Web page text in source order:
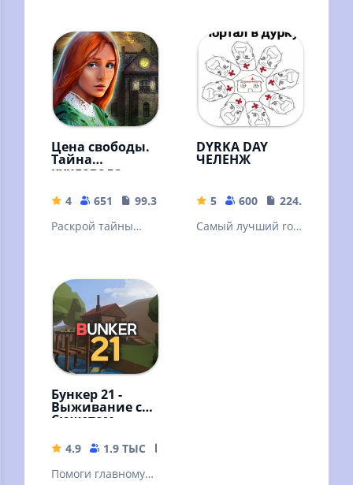
СТРОЙТЕ!
Цена свободы.
Тайна
кукловода
4 651
99.3 MB
Раскрой тайны
загадочных
обитателей!
DYRKA DAY
ЧЕЛЕНЖ
5 600
224.92 MB
Самый лучший rofl
Бункер 21 -
Выживание с
Сюжетом
4.9 1.9 ТЫС
Помоги главному